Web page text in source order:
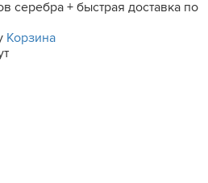
серебра + быстрая доставка по
Корзина